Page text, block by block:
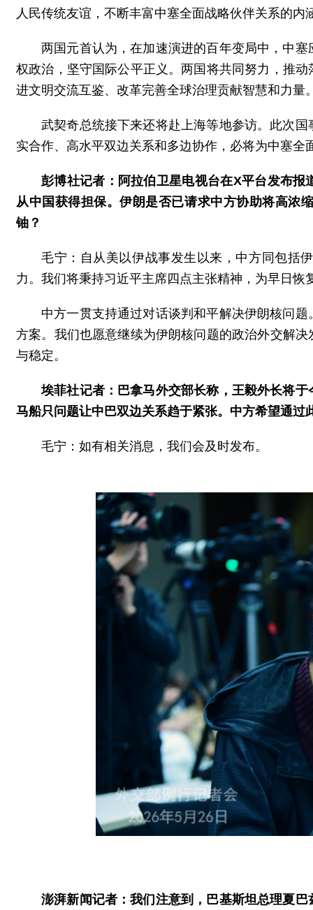
人民传统友谊，不断丰富中塞全面战略伙伴关系的内
两国元首认为，在加速演进的百年变局中，中
权政治，坚守国际公平正义。两国将共同努力，推
进文明交流互鉴、改革完善全球治理贡献智慧和力量
武契奇总统接下来还将赴上海等地参访。此次
实合作、高水平双边关系和多边协作，必将为中塞
彭博社记者：阿拉伯卫星电视台在X平台发布
从中国获得担保。伊朗是否已请求中方协助将高浓
铀？
毛宁：自从美以伊战事发生以来，中方同包括
力。我们将秉持习近平主席四点主张精神，为早日
中方一贯支持通过对话谈判和平解决伊朗核问
方案。我们也愿意继续为伊朗核问题的政治外交解
与稳定。
埃菲社记者：巴拿马外交部长称，王毅外长将
马船只问题让中巴双边关系趋于紧张。中方希望通过
毛宁：如有相关消息，我们会及时发布。
澎湃新闻记者：我们注意到，巴基斯坦总理夏